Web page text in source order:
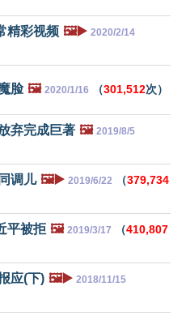
精彩视频 🖼️▶️ 2020/2/14
脸 🖼️ 2020/1/16 （301,512次）
弃完成巨著 🖼️ 2019/8/5
调儿 🖼️▶️ 2019/6/22 （379,734
平被拒 🖼️ 2019/3/17 （410,807
应(下) 🖼️▶️ 2018/11/15